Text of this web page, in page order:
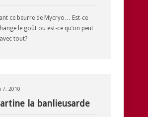
ce beurre de Mycryo… Est-ce
le goût ou est-ce qu’on peut
tout?
7, 2010
la banlieusarde